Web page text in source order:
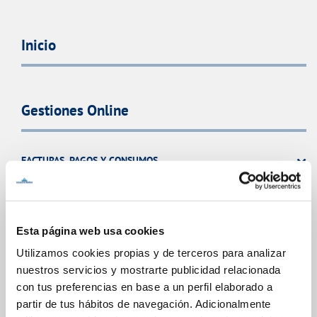
Esta página web usa cookies
Utilizamos cookies propias y de terceros para analizar
nuestros servicios y mostrarte publicidad relacionada
con tus preferencias en base a un perfil elaborado a
partir de tus hábitos de navegación. Adicionalmente
Inicio
Gestiones Online
FACTURAS, PAGOS Y CONSUMOS
CONTRATOS
INCIDENCIAS
TODAS LAS GESTIONES
OTRAS GESTIONES